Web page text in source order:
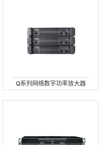
Q系列网络数字功率放大器